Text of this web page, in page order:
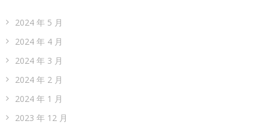
2024 年 5 月
2024 年 4 月
2024 年 3 月
2024 年 2 月
2024 年 1 月
2023 年 12 月